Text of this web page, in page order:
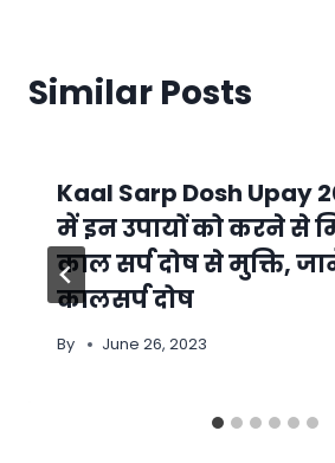
Similar Posts
Kaal Sarp Dosh Upay
में इन उपायों को करने से
काल सर्प दोष से मुक्ति,
कालसर्प दोष
By June 26, 2023